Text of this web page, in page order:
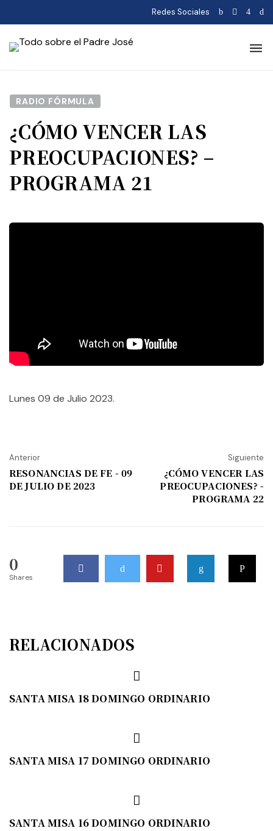
Redes Sociales
RADIO FÓRMULA
¿CÓMO VENCER LAS
PREOCUPACIONES? –
PROGRAMA 21
Lunes 09 de Julio 2023.
Anterior
RESONANCIAS DE FE - 09
DE JULIO DE 2023
Siguiente
¿CÓMO VENCER LAS
PREOCUPACIONES? -
PROGRAMA 22
0
Shares
RELACIONADOS
SANTA MISA 18 DOMINGO ORDINARIO
SANTA MISA 17 DOMINGO ORDINARIO
SANTA MISA 16 DOMINGO ORDINARIO